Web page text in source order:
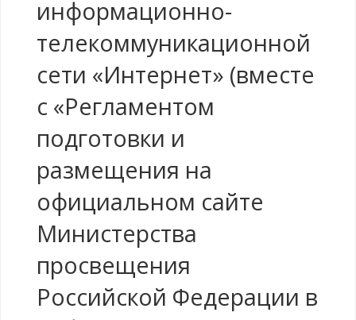
информационно-
телекоммуникационной
сети «Интернет» (вместе
с «Регламентом
подготовки и
размещения на
официальном сайте
Министерства
просвещения
Российской Федерации в